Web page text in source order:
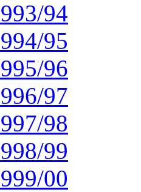
94
95
96
97
98
99
00